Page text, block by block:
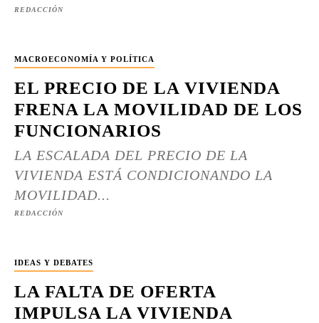
REDACCIÓN
MACROECONOMÍA Y POLÍTICA
EL PRECIO DE LA VIVIENDA
FRENA LA MOVILIDAD DE LOS
FUNCIONARIOS
LA ESCALADA DEL PRECIO DE LA
VIVIENDA ESTÁ CONDICIONANDO LA
MOVILIDAD...
REDACCIÓN
IDEAS Y DEBATES
LA FALTA DE OFERTA
IMPULSA LA VIVIENDA